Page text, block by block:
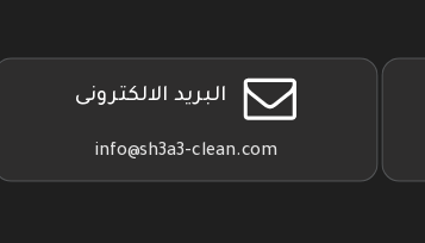
البريد الالكترونى
info@sh3a3-clean.com